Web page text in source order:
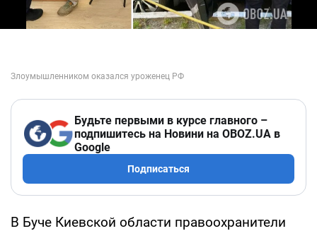
Будьте первыми в курсе главного –
подпишитесь на Новини на OBOZ.UA в
Google
Подписаться
В Буче Киевской области правоохранители